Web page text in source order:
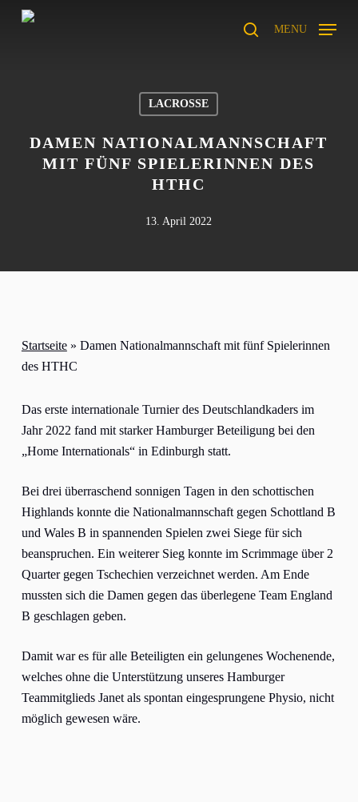
Skip
searchMENU
LACROSSE
DAMEN NATIONALMANNSCHAFT
MIT FÜNF SPIELERINNEN DES
HTHC
13. April 2022
Startseite» Damen Nationalmannschaft mit fünf Spielerinnen
des HTHC
Das erste internationale Turnier des Deutschlandkaders im
Jahr 2022 fand mit starker Hamburger Beteiligung bei den
„Home Internationals“ in Edinburgh statt.
Bei drei überraschend sonnigen Tagen in den schottischen
Highlands konnte die Nationalmannschaft gegen Schottland B
und Wales B in spannenden Spielen zwei Siege für sich
beanspruchen. Ein weiterer Sieg konnte im Scrimmage über 2
Quarter gegen Tschechien verzeichnet werden. Am Ende
mussten sich die Damen gegen das überlegene Team England
B geschlagen geben.
Damit war es für alle Beteiligten ein gelungenes Wochenende,
welches ohne die Unterstützung unseres Hamburger
Teammitglieds Janet als spontan eingesprungene Physio, nicht
möglich gewesen wäre.